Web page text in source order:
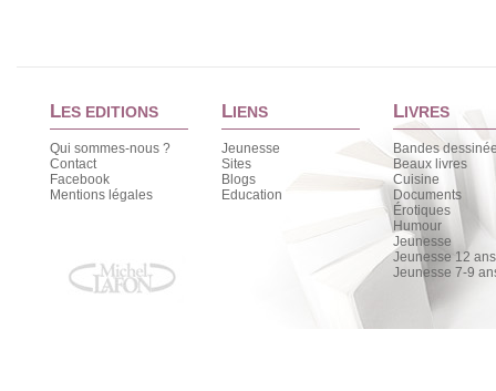
LES EDITIONS
Qui sommes-nous ?
Contact
Facebook
Mentions légales
LIENS
Jeunesse
Sites
Blogs
Education
LIVRES
Bandes
Beaux livres
Cuisine
Documents
Érotiques
Humour
Jeunesse
Jeunesse 12
Jeunesse 7-9